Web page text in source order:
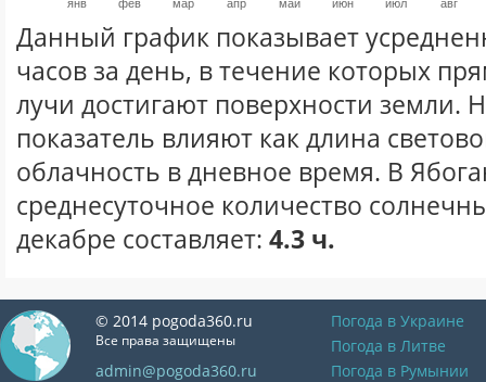
янв фев мар апр май июн июл авг
Данный график показывает
часов за день, в течение которых
лучи достигают поверхности земли.
показатель влияют как длина
облачность в дневное время. В
среднесуточное количество
декабре составляет: 4.3 ч.
© 2014 pogoda360.ru
Все права защищены
admin@pogoda360.ru
Погода в Украине
Погода в Литве
Погода в Румынии